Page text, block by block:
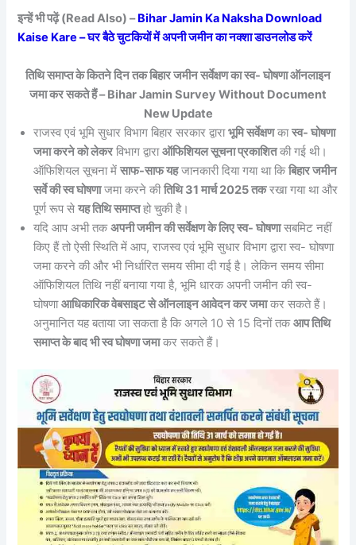
इन्हें भी पढ़ें (Read Also) –Bihar Jamin Ka Naksha Download
Kaise Kare – घर बैठे चुटकियों में अपनी जमीन का नक्शा डाउनलोड करें
तिथि समाप्त के कितने दिन तक बिहार जमीन सर्वेक्षण का स्व- घोषणा ऑनलाइन
जमा कर सकते हैं – Bihar Jamin Survey Without Document
New Update
राजस्व एवं भूमि सुधार विभाग बिहार सरकार द्वाराभूमि सर्वेक्षणकास्व- घोषणा
जमा करने को लेकरविभाग द्वाराऑफिशियल सूचना प्रकाशितकी गई थी।
ऑफिशियल सूचना मेंसाफ-साफ यहजानकारी दिया गया था किबिहार जमीन
सर्वे की स्व घोषणाजमा करने कीतिथि 31 मार्च 2025 तकरखा गया था और
पूर्ण रूप सेयह तिथि समाप्तहो चुकी है।
यदि आप अभी तकअपनी जमीन की सर्वेक्षण के लिए स्व- घोषणासबमिट नहीं
किए हैं तो ऐसी स्थिति में आप, राजस्व एवं भूमि सुधार विभाग द्वारा स्व- घोषणा
जमा करने की और भी निर्धारित समय सीमा दी गई है। लेकिन समय सीमा
ऑफिशियल तिथि नहीं बनाया गया है, भूमि धारक अपनी जमीन की स्व-
घोषणाआधिकारिक वेबसाइट से ऑनलाइन आवेदन कर जमाकर सकते हैं।
अनुमानित यह बताया जा सकता है कि अगले 10 से 15 दिनों तकआप तिथि
समाप्त के बाद भी स्व घोषणा जमाकर सकते हैं।